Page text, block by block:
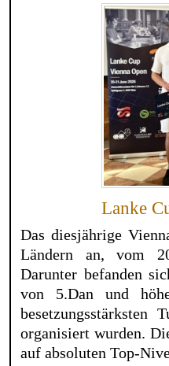
Lanke
Das diesjährige
Ländern an, vom
Darunter befanden
von 5.Dan und
organisiert wurden.
auf absoluten Top-